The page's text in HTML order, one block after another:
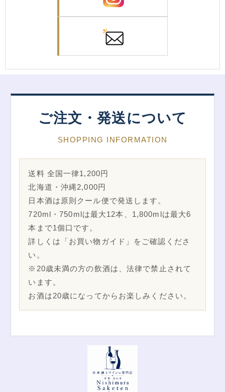
ご注文・発送について
SHOPPING INFORMATION
送料 全国一律1,200円
北海道・沖縄2,000円
日本酒は原則クール便で発送します。
720ml・750mlは最大12本、1,800mlは最大6
本まで1個口です。
詳しくは「お買い物ガイド」をご確認くださ
い。
※20歳未満の方の飲酒は、法律で禁止されて
います。
お酒は20歳になってからお楽しみください。